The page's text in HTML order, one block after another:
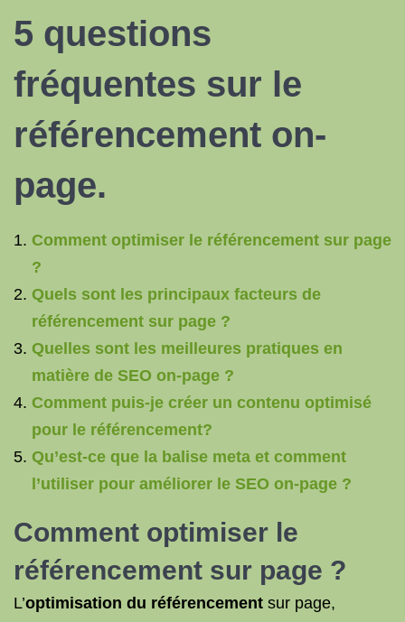
5 questions
fréquentes sur le
référencement on-
page.
Comment optimiser le référencement sur page
?
Quels sont les principaux facteurs de
référencement sur page ?
Quelles sont les meilleures pratiques en
matière de SEO on-page ?
Comment puis-je créer un contenu optimisé
pour le référencement?
Qu’est-ce que la balise meta et comment
l’utiliser pour améliorer le SEO on-page ?
Comment optimiser le
référencement sur page ?
L’optimisation du référencement sur page,